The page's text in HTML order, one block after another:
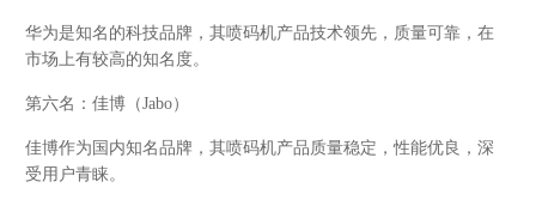
华为是知名的科技品牌，其喷码机产品技术领先，质量可靠，在
市场上有较高的知名度。
第六名：佳博（Jabo）
佳博作为国内知名品牌，其喷码机产品质量稳定，性能优良，深
受用户青睐。